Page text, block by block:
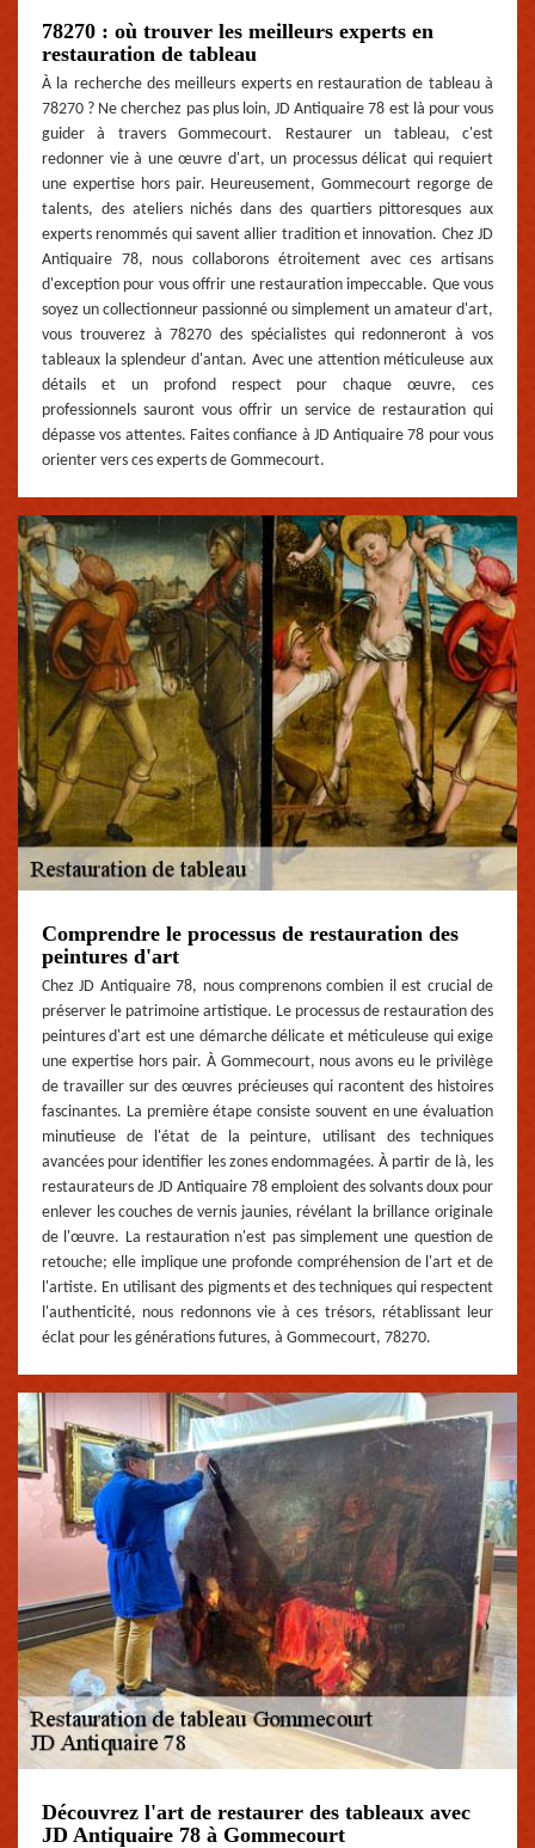
78270 : où trouver les meilleurs experts en
restauration de tableau
À la recherche des meilleurs experts en restauration de tableau à
78270 ? Ne cherchez pas plus loin, JD Antiquaire 78 est là pour vous
guider à travers Gommecourt. Restaurer un tableau, c'est
redonner vie à une œuvre d'art, un processus délicat qui requiert
une expertise hors pair. Heureusement, Gommecourt regorge de
talents, des ateliers nichés dans des quartiers pittoresques aux
experts renommés qui savent allier tradition et innovation. Chez JD
Antiquaire 78, nous collaborons étroitement avec ces artisans
d'exception pour vous offrir une restauration impeccable. Que vous
soyez un collectionneur passionné ou simplement un amateur d'art,
vous trouverez à 78270 des spécialistes qui redonneront à vos
tableaux la splendeur d'antan. Avec une attention méticuleuse aux
détails et un profond respect pour chaque œuvre, ces
professionnels sauront vous offrir un service de restauration qui
dépasse vos attentes. Faites confiance à JD Antiquaire 78 pour vous
orienter vers ces experts de Gommecourt.
Comprendre le processus de restauration des
peintures d'art
Chez JD Antiquaire 78, nous comprenons combien il est crucial de
préserver le patrimoine artistique. Le processus de restauration des
peintures d'art est une démarche délicate et méticuleuse qui exige
une expertise hors pair. À Gommecourt, nous avons eu le privilège
de travailler sur des œuvres précieuses qui racontent des histoires
fascinantes. La première étape consiste souvent en une évaluation
minutieuse de l'état de la peinture, utilisant des techniques
avancées pour identifier les zones endommagées. À partir de là, les
restaurateurs de JD Antiquaire 78 emploient des solvants doux pour
enlever les couches de vernis jaunies, révélant la brillance originale
de l'œuvre. La restauration n'est pas simplement une question de
retouche; elle implique une profonde compréhension de l'art et de
l'artiste. En utilisant des pigments et des techniques qui respectent
l'authenticité, nous redonnons vie à ces trésors, rétablissant leur
éclat pour les générations futures, à Gommecourt, 78270.
Découvrez l'art de restaurer des tableaux avec
JD Antiquaire 78 à Gommecourt